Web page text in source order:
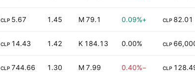
82.01
CLP
+0.09%
79.1 M
1.45
5.67 T
CLP
CLP
0.00%
184.13 K
1.42
14.43 T
CLP
CLP
−0.40%
7.99 M
1.30
744.66 B
CLP